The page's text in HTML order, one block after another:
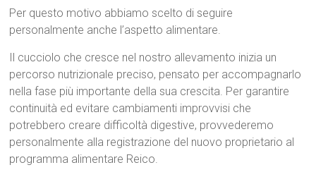
Per questo motivo abbiamo scelto di seguire
personalmente anche l’aspetto alimentare.
Il cucciolo che cresce nel nostro allevamento inizia un
percorso nutrizionale preciso, pensato per accompagnarlo
nella fase più importante della sua crescita. Per garantire
continuità ed evitare cambiamenti improvvisi che
potrebbero creare difficoltà digestive, provvederemo
personalmente alla registrazione del nuovo proprietario al
programma alimentare Reico.